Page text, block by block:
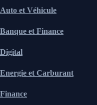
Auto et Véhicule
Banque et Finance
Digital
Energie et Carburant
Finance